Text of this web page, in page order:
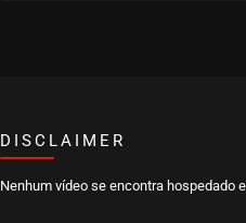
DISCLAIMER
Nenhum vídeo se encontra hospedado